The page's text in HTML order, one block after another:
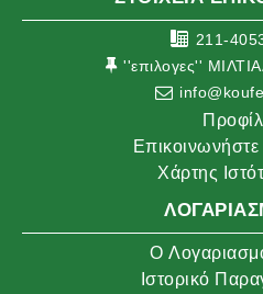
211-
''επιλογες''
Προφίλ
Επικοινωνήστε
Χάρτης
O
Ιστορικό